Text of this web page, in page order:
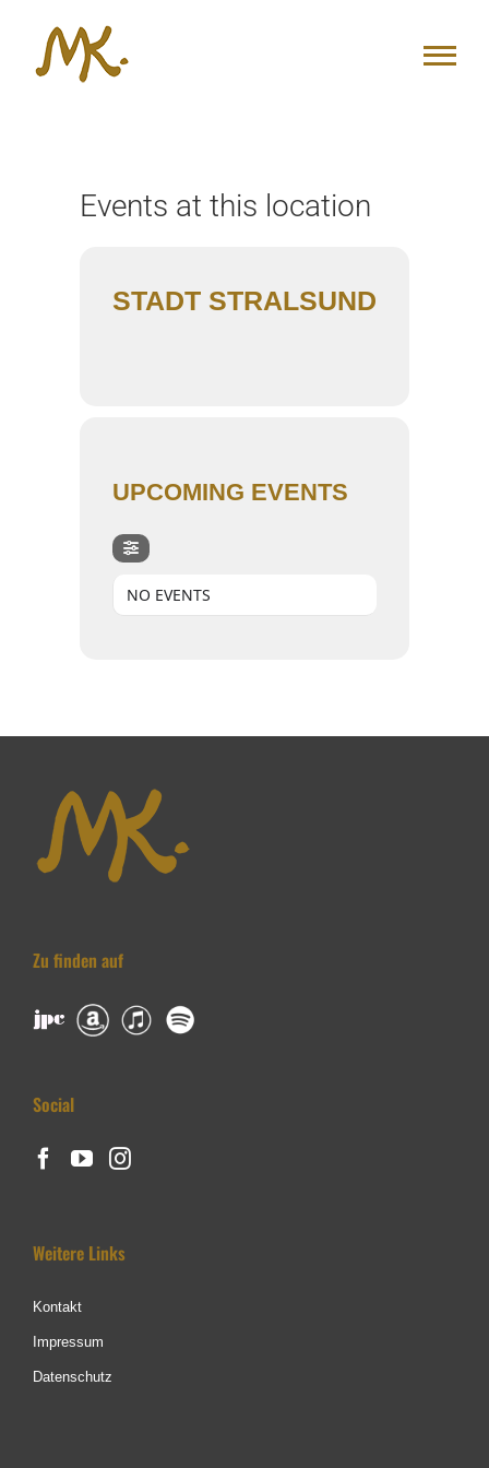
springen
Events at this location
STADT STRALSUND
UPCOMING EVENTS
NO EVENTS
Zu finden auf
Social
Weitere Links
Kontakt
Impressum
Datenschutz